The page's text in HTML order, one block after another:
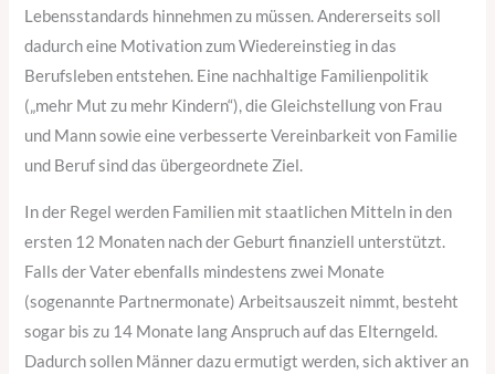
Lebensstandards hinnehmen zu müssen. Andererseits soll
dadurch eine Motivation zum Wiedereinstieg in das
Berufsleben entstehen. Eine nachhaltige Familienpolitik
(„mehr Mut zu mehr Kindern“), die Gleichstellung von Frau
und Mann sowie eine verbesserte Vereinbarkeit von Familie
und Beruf sind das übergeordnete Ziel.
In der Regel werden Familien mit staatlichen Mitteln in den
ersten 12 Monaten nach der Geburt finanziell unterstützt.
Falls der Vater ebenfalls mindestens zwei Monate
(sogenannte Partnermonate) Arbeitsauszeit nimmt, besteht
sogar bis zu 14 Monate lang Anspruch auf das Elterngeld.
Dadurch sollen Männer dazu ermutigt werden, sich aktiver an